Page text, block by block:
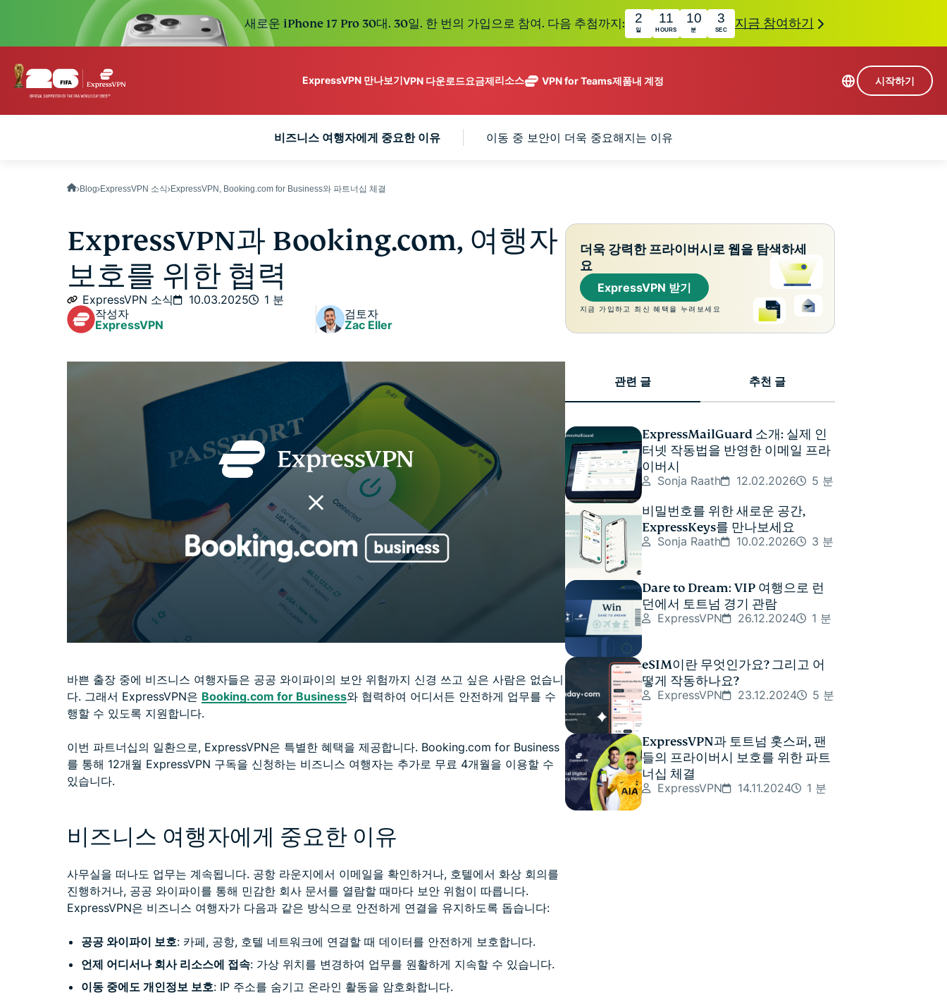
새로운 iPhone 17 Pro 30대. 30일. 한 번의 가입으로 참여. 다음 추첨까지: 2
일
11
HOURS
10
분
2
SEC 지금 참여하기
ExpressVPN 만나보기
노로그 정책
113개 국가의 서버
하나의 구독으로 종합적인 첨단 개인정보 보호 및 보안 도구를 이용해 보
세요. 완벽한 작동으로 더욱 탁월한 디지털 라이프를 선사합니다.
모든 제품 보기
VPN 다운로드
Windows NEW
요금제리소스
VPN이란?
VPN for Teams제품
VPN protection for growing teams. Easy
113개 국가의
안전한 서버를
갖춘 업계 최고
보호하는 비공개 이메
안전한 비밀번
호 관리와 다중
팅으로 구동되
어 프라이버시
중심 인공 지
도구 모음입니
다.
eSIM.
firewall,
system tools,
and more.
내 계정 시작하기
비즈니스 여행자에게 중요한 이유 이동 중 보안이 더욱 중요해지는 이유
Blog ExpressVPN 소식 ExpressVPN, Booking.com for Business와 파트너십 체결
ExpressVPN과 Booking.com, 여행자
보호를 위한 협력
ExpressVPN 소식 10.03.2025
1 분
작성자
ExpressVPN
검토자
Zac Eller
바쁜 출장 중에 비즈니스 여행자들은 공공 와이파이의 보안 위험까지 신경 쓰고 싶은 사람은 없습니
다. 그래서 ExpressVPN은 Booking.com for Business와 협력하여 어디서든 안전하게 업무를 수
행할 수 있도록 지원합니다.
이번 파트너십의 일환으로, ExpressVPN은 특별한 혜택을 제공합니다. Booking.com for Business
를 통해 12개월 ExpressVPN 구독을 신청하는 비즈니스 여행자는 추가로 무료 4개월을 이용할 수
있습니다.
비즈니스 여행자에게 중요한 이유
사무실을 떠나도 업무는 계속됩니다. 공항 라운지에서 이메일을 확인하거나, 호텔에서 화상 회의를
진행하거나, 공공 와이파이를 통해 민감한 회사 문서를 열람할 때마다 보안 위험이 따릅니다.
ExpressVPN은 비즈니스 여행자가 다음과 같은 방식으로 안전하게 연결을 유지하도록 돕습니다:
공공 와이파이 보호: 카페, 공항, 호텔 네트워크에 연결할 때 데이터를 안전하게 보호합니다.
언제 어디서나 회사 리소스에 접속: 가상 위치를 변경하여 업무를 원활하게 지속할 수 있습니다.
이동 중에도 개인정보 보호: IP 주소를 숨기고 온라인 활동을 암호화합니다.
더욱 강력한 프라이버시로 웹을 탐색하세
요
ExpressVPN 받기
지금 가입하고 최신 혜택을 누려보세요
관련 글 추천 글
ExpressMailGuard 소개: 실제 인
터넷 작동법을 반영한 이메일 프라
이버시
Sonja Raath 12.02.2026 5 분
비밀번호를 위한 새로운 공간,
ExpressKeys를 만나보세요
Sonja Raath 10.02.2026 3 분
Dare to Dream: VIP 여행으로 런
던에서 토트넘 경기 관람
ExpressVPN 26.12.2024 1 분
eSIM이란 무엇인가요? 그리고 어
떻게 작동하나요?
ExpressVPN 23.12.2024 5 분
ExpressVPN과 토트넘 홋스퍼, 팬
들의 프라이버시 보호를 위한 파트
너십 체결
ExpressVPN 14.11.2024 1 분